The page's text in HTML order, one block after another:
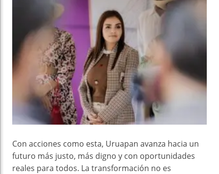
Con acciones como esta, Uruapan avanza hacia un
futuro más justo, más digno y con oportunidades
reales para todos. La transformación no es